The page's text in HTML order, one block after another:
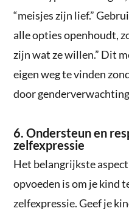
“meisjes zijn lief.”
alle opties openhoudt,
zijn wat ze willen.” Dit
eigen weg te vinden
door
6. Ondersteun en
zelfexpressie
Het belangrijkste
opvoeden is om je kind
zelfexpressie. Geef je